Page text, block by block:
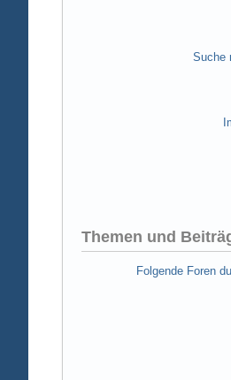
Suche
Themen und
Folgende Foren